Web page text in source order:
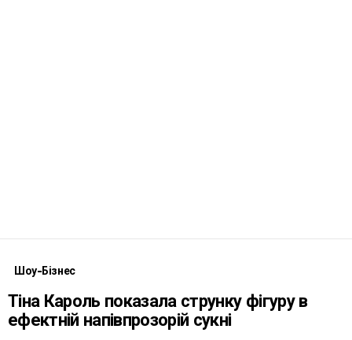
Шоу-Бізнес
Тіна Кароль показала струнку фігуру в
ефектній напівпрозорій сукні